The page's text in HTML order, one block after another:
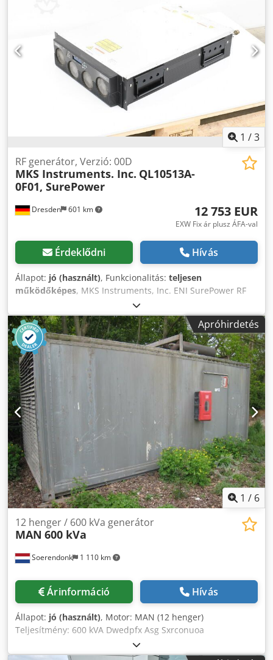
1 /3
Dresden 601 km
RF generátor, Verzió: 00D
MKS Instruments. Inc. QL10513A-
0F01, SurePower
12 753 EUR
EXW Fix ár plusz ÁFA-val
Érdeklődni Hívás
Állapot: jó (használt), Funkcionalitás: teljesen
működőképes, MKS Instruments, Inc. ENI SurePower RF
generátor, Rev:00D, QL10513A 0F01, QL10513 Modell:
QL10513A0F01 Dsdpfx Aneuyi Uisujwa Típus: QL10513
Állapot: Használt Műszaki adatok: SurePower (Kimenet) 10
500 W (10,5 kW)
Apróhirdetés
1 / 6
Soerendonk 1 110 km
12 henger / 600 kVa generátor
MAN 600 kVa
Árinformáció Hívás
Állapot: jó (használt), Motor: MAN (12 henger)
Teljesítmény: 600 kVA Dwedpfx Asg Sxrconuoa